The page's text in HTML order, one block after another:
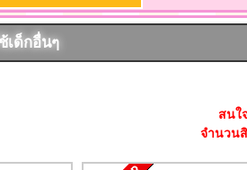
เด็กอื่นๆ
สนใ
จำนวน